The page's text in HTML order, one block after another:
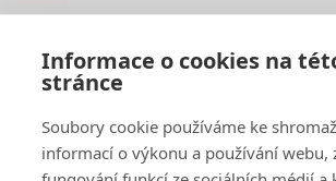
Informace o cookies na
stránce
Soubory cookie používáme ke
informací o výkonu a používání webu,
Interkontakt.store ©